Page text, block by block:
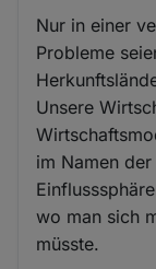
Nur in einer
Probleme
Unsere
im Namen
wo man sich
müsste.